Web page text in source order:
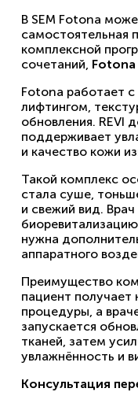
В SEM Fotona
самостоятельная
комплексной
сочетаний, Fotona
Fotona работает
лифтингом,
обновления. REVI
поддерживает
и качество кожи
Такой комплекс
стала суше,
и свежий вид.
нужна
аппаратного
Преимущество
пациент получает
процедуры, а
запускается
тканей, затем
увлажнённость и
Консультация